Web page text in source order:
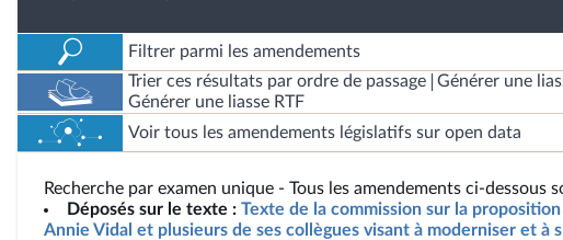
Filtrer parmi les amendements
Trier ces résultats par ordre de passage
Générer une
Générer une liasse RTF
Voir tous les amendements législatifs sur open data
Recherche par examen unique - Tous les amendements ci-dessous
Déposés sur le texte : Texte de la commission sur la
Annie Vidal et plusieurs de ses collègues visant à moderniser et à